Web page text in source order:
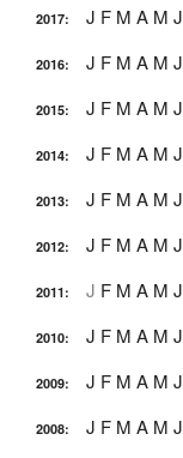
2017: J F M A M J
2016: J F M A M J
2015: J F M A M J
2014: J F M A M J
2013: J F M A M J
2012: J F M A M J
2011: J F M A M J
2010: J F M A M J
2009: J F M A M J
2008: J F M A M J